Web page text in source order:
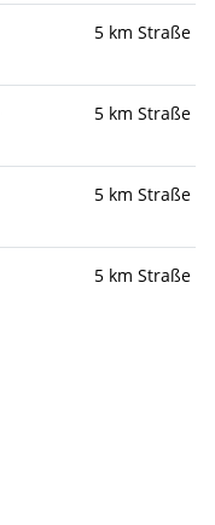
5 km Straße
5 km Straße
5 km Straße
5 km Straße